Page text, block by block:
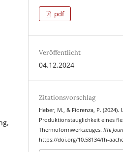
pdf
Veröffentlicht
04.12.2024
Zitationsvorschlag
Heber, M., & Fiorenza, P. (2024).
Produktionstauglichkeit eines
Thermoformwerkzeuges. RTe
https://doi.org/10.58134/fh-